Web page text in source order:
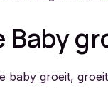
Baby
baby groeit,